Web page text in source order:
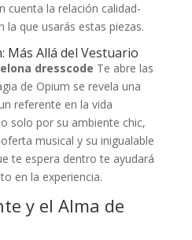
cuenta la relación calidad-
la que usarás estas piezas.
Más Allá del Vestuario
dresscode Te abre las
de Opium se revela una
referente en la vida
solo por su ambiente chic,
musical y su inigualable
te espera dentro te ayudará
en la experiencia.
y el Alma de